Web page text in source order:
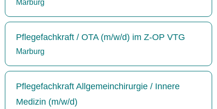
Marburg
Pflegefachkraft / OTA (m/w/d) im Z-OP VTG
Marburg
Pflegefachkraft Allgemeinchirurgie / Innere
Medizin (m/w/d)